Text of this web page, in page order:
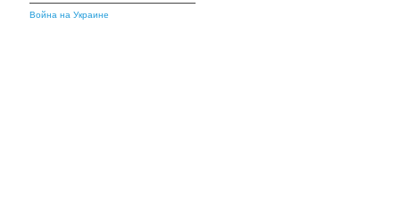
Война на Украине